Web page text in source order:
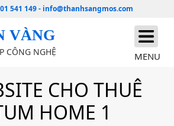
541 149- info@thanhsangmos.com
VÀNG
CÔNG NGHỆ MENU
CHO THUÊ
HOME 1